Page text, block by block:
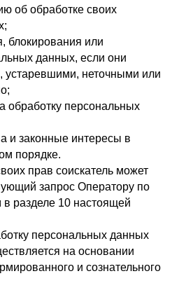
об обработке своих
блокирования или
данных, если они
устаревшими, неточными или
обработку персональных
и законные интересы в
порядке.
прав соискатель может
запрос Оператору по
в разделе 10 настоящей
персональных данных
на основании
и сознательного